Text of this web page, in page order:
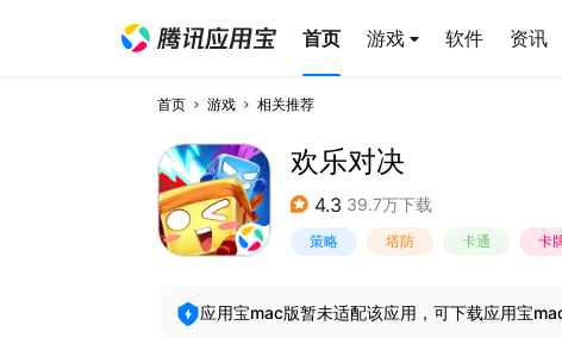
首页 游戏 软件 资讯
首页 游戏 相关推荐
欢乐对决
4.3 39.7万下载
策略 塔防 卡通 卡
应用宝mac版暂未适配该应用，可下载应用宝